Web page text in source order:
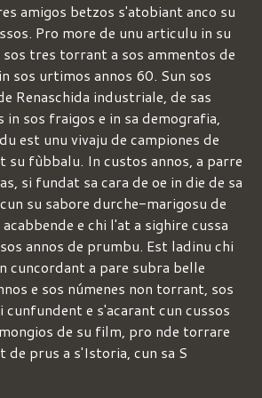
amigos betzos s'atobiant anco su
Pro more de unu articulu in su
tres torrant a sos ammentos de
sos urtimos annos 60. Sun sos
Renaschida industriale, de sas
in sos fraigos e in sa demografia,
est unu vivaju de campiones de
su fùbbalu. In custos annos, a parre
si fundat sa cara de oe in die de sa
su sabore durche-marigosu de
e chi l'at a sighire cussa
annos de prumbu. Est ladinu chi
cuncordant a pare subra belle
e sos númenes non torrant, sos
e s'acarant cun cussos
de su film, pro nde torrare
de prus a s'Istoria, cun sa S